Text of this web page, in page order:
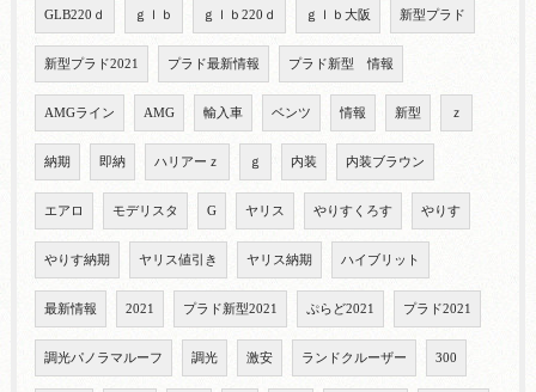
GLB220ｄ ｇｌｂ ｇｌｂ220ｄ ｇｌｂ大阪 新型プラド
新型プラド2021 プラド最新情報 プラド新型 情報
AMGライン AMG 輸入車 ベンツ 情報 新型 ｚ
納期 即納 ハリアーｚ ｇ 内装 内装ブラウン
エアロ モデリスタ G ヤリス やりすくろす やりす
やりす納期 ヤリス値引き ヤリス納期 ハイブリット
最新情報 2021 プラド新型2021 ぷらど2021 プラド2021
調光パノラマルーフ 調光 激安 ランドクルーザー 300